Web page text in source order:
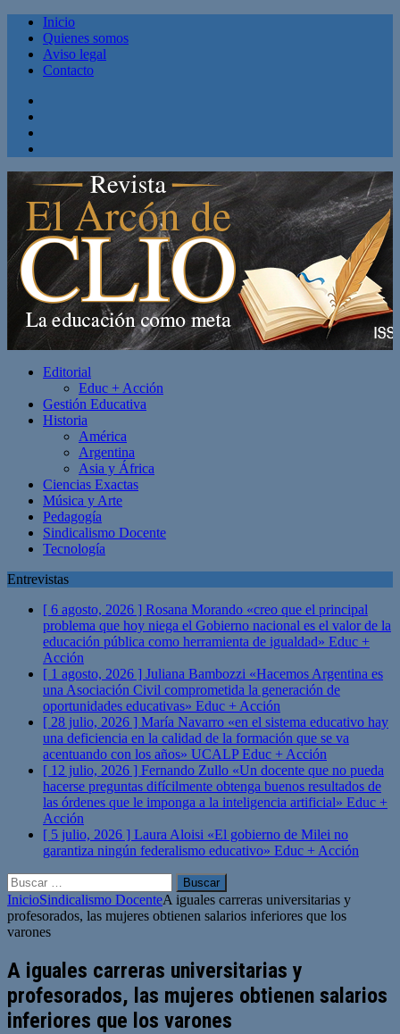
Inicio
Quienes somos
Aviso legal
Contacto
Editorial
Educ + Acción
Gestión Educativa
Historia
América
Argentina
Asia y África
Ciencias Exactas
Música y Arte
Pedagogía
Sindicalismo Docente
Tecnología
Entrevistas
[ 6 agosto, 2026 ] Rosana Morando «creo que el principal
problema que hoy niega el Gobierno nacional es el valor de la
educación pública como herramienta de igualdad» Educ +
Acción
[ 1 agosto, 2026 ] Juliana Bambozzi «Hacemos Argentina es
una Asociación Civil comprometida la generación de
oportunidades educativas» Educ + Acción
[ 28 julio, 2026 ] María Navarro «en el sistema educativo hay
una deficiencia en la calidad de la formación que se va
acentuando con los años» UCALPEduc + Acción
[ 12 julio, 2026 ] Fernando Zullo «Un docente que no pueda
hacerse preguntas difícilmente obtenga buenos resultados de
las órdenes que le imponga a la inteligencia artificial» Educ +
Acción
[ 5 julio, 2026 ] Laura Aloisi «El gobierno de Milei no
garantiza ningún federalismo educativo» Educ + Acción
Buscar:
InicioSindicalismo DocenteA iguales carreras universitarias y
profesorados, las mujeres obtienen salarios inferiores que los
varones
A iguales carreras universitarias y
profesorados, las mujeres obtienen salarios
inferiores que los varones